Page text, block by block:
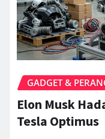
GADGET &
Elon Musk
Tesla Optimus